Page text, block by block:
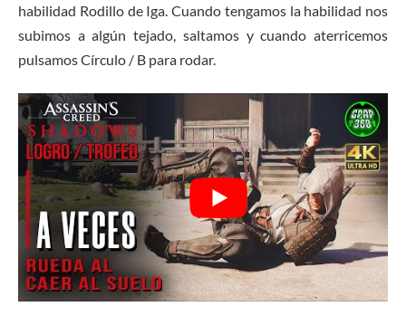
habilidad Rodillo de Iga. Cuando tengamos la habilidad nos
subimos a algún tejado, saltamos y cuando aterricemos
pulsamos Círculo / B para rodar.